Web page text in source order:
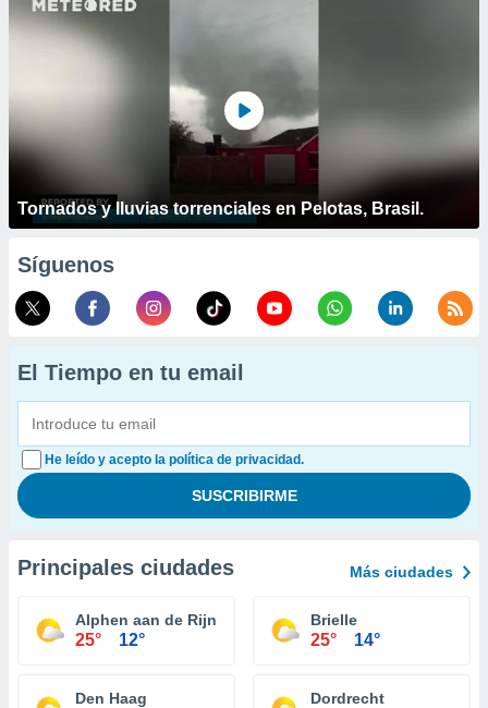
Tornados y lluvias torrenciales en Pelotas, Brasil.
Síguenos
El Tiempo en tu email
He leído y acepto la política de privacidad.
Principales ciudades Más ciudades
Alphen aan de Rijn
25° 12°
Brielle
25° 14°
Den Haag Dordrecht